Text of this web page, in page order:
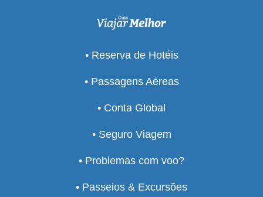
• Reserva de Hotéis
• Passagens Aéreas
• Conta Global
• Seguro Viagem
• Problemas com voo?
• Passeios & Excursões